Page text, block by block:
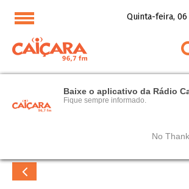
Baixe o aplicativo da Rádio
Fique sempre informado.
No
Quinta-feira,